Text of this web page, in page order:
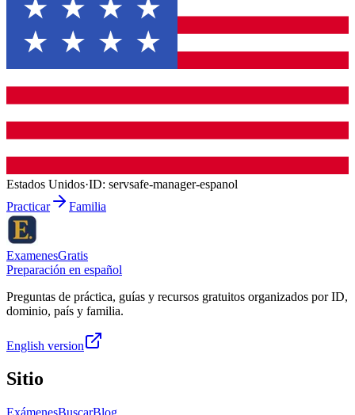
Estados Unidos·ID: servsafe-manager-espanol
Practicar
Familia
ExamenesGratis
Preparación en español
Preguntas de práctica, guías y recursos gratuitos organizados por ID,
dominio, país y familia.
English version
Sitio